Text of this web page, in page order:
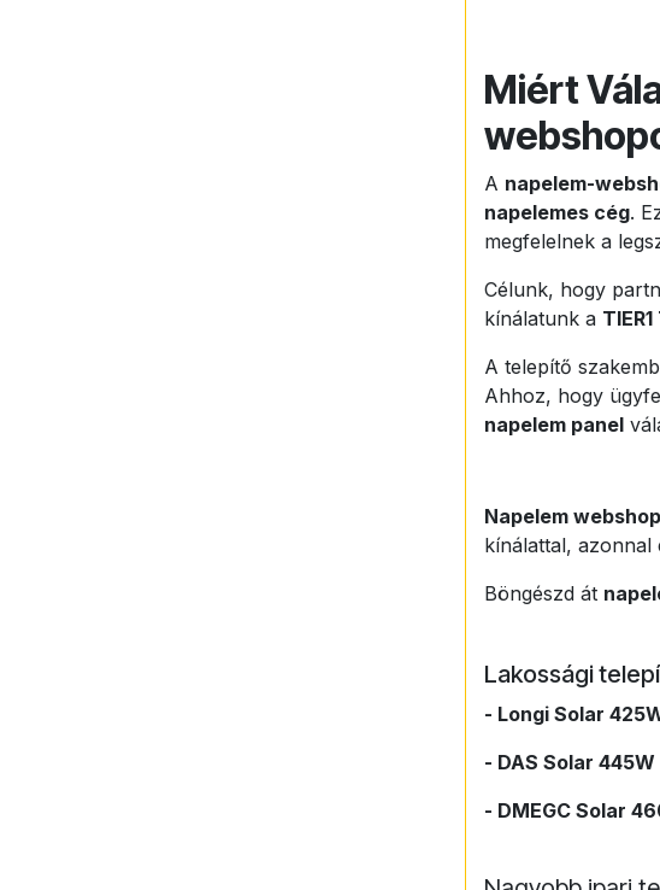
Miért
A napelem-
napelemes cég.
megfelelnek a
Célunk, hogy
kínálatunk a
A telepítő
Ahhoz, hogy
napelem panel
Napelem
kínálattal, azonnal
Böngészd át
Lakossági
- Longi Solar
- DAS Solar 445W
- DMEGC Solar